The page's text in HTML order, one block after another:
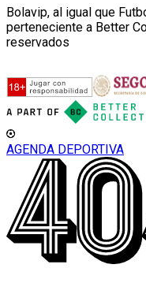
Bolavip, al igual que
perteneciente a Better
reservados
AGENDA DEPORTIVA